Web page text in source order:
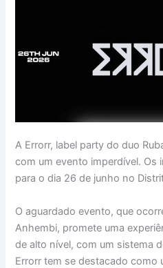
A Errorr, label party do duo
com um evento imperdível. Os
para o dia 26 de junho no
O aguardado evento, que
Anhembi, promete uma
de alto nível, com um sistema
Errorr tem se destacado